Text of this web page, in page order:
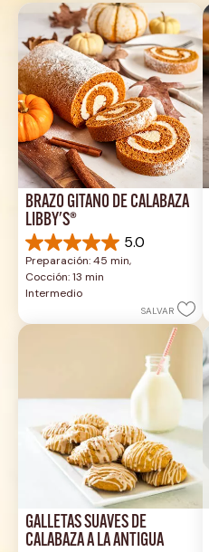
BRAZO GITANO DE CALABAZA
LIBBY'S®
5.0
5.0
de
5
estrellas.
reseña
Preparación: 45 min,
Cocción: 13 min
Intermedio
SALVAR
GALLETAS SUAVES DE
CALABAZA A LA ANTIGUA